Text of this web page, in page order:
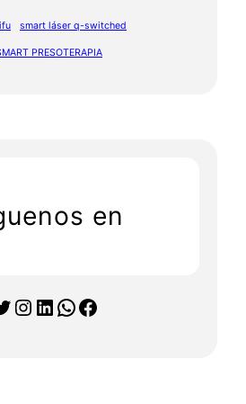
smart láser q-switched
PRESOTERAPIA
en
Instagram LinkedIn WhatsApp Facebook